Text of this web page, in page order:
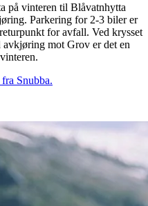
på vinteren til Blåvatnhytta
Parkering for 2-3 biler er
for avfall. Ved krysset
avkjøring mot Grov er det en
Snubba.